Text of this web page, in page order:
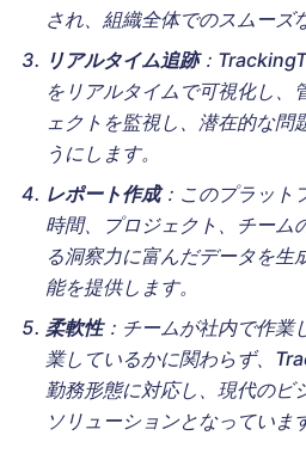
され、組織全体でのスムーズ
リアルタイム追跡：
をリアルタイムで可視化し、
ェクトを監視し、潜在的な問
うにします。
レポート作成：このプラット
時間、プロジェクト、チーム
る洞察力に富んだデータを生
能を提供します。
柔軟性：チームが社内で作業
業しているかに関わらず、
勤務形態に対応し、現代のビ
ソリューションとなっていま